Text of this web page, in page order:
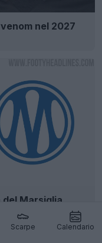
Scarpe Calendario
nel 2027
Marsiglia